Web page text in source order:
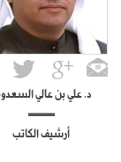
د. علي بن عالي
أرشيف الكاتب